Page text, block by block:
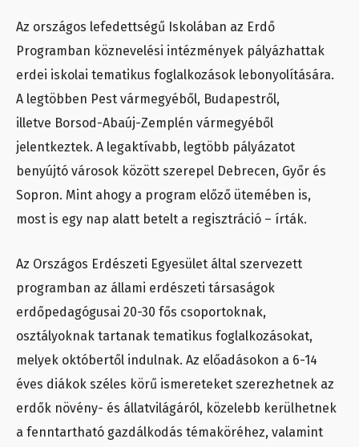
Az országos lefedettségű Iskolában az Erdő
Programban köznevelési intézmények pályázhattak
erdei iskolai tematikus foglalkozások lebonyolítására.
A legtöbben Pest vármegyéből, Budapestről,
illetve Borsod-Abaúj-Zemplén vármegyéből
jelentkeztek. A legaktívabb, legtöbb pályázatot
benyújtó városok között szerepel Debrecen, Győr és
Sopron. Mint ahogy a program előző ütemében is,
most is egy nap alatt betelt a regisztráció – írták.
Az Országos Erdészeti Egyesület által szervezett
programban az állami erdészeti társaságok
erdőpedagógusai 20-30 fős csoportoknak,
osztályoknak tartanak tematikus foglalkozásokat,
melyek októbertől indulnak. Az előadásokon a 6-14
éves diákok széles körű ismereteket szerezhetnek az
erdők növény- és állatvilágáról, közelebb kerülhetnek
a fenntartható gazdálkodás témaköréhez, valamint